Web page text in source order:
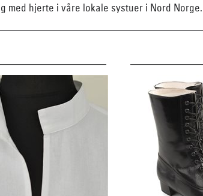
med hjerte i våre lokale systuer i Nord Norge.